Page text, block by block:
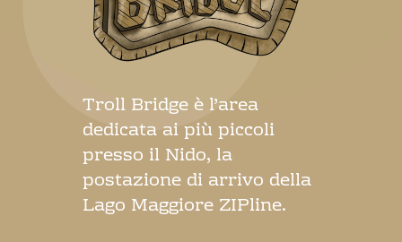
Troll Bridge è l’area
dedicata ai più piccoli
presso il Nido, la
postazione di arrivo della
Lago Maggiore ZIPline.